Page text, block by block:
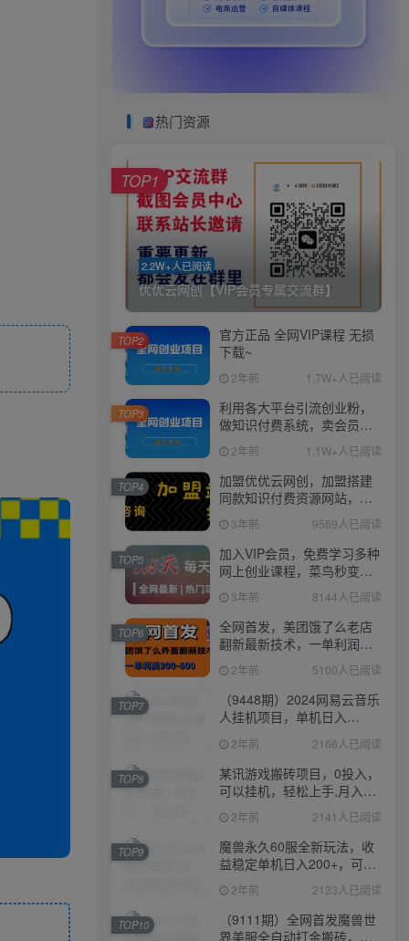
热门资源
2.2W+人已阅读
优优云网创【VIP会员专属交流群】
TOP1
官方正品 全网VIP课程 无损
下载~
2年前 1.7W+人已阅读
TOP2
利用各大平台引流创业粉，
做知识付费系统，卖会员，
卖课程，实现日入几百几千
2年前 1.1W+人已阅读
TOP3
加盟优优云网创，加盟搭建
同款知识付费资源网站，实
现长期稳定被动收入~
3年前 9569人已阅读
TOP4
加入VIP会员，免费学习多种
网上创业课程，菜鸟秒变大
神！
3年前 8144人已阅读
TOP5
全网首发，美团饿了么老店
翻新最新技术，一单利润
300-600
2年前 5100人已阅读
TOP6
（9448期）2024网易云音乐
人挂机项目，单机日入
150+，无脑月入5000+
2年前 2166人已阅读
TOP7
某讯游戏搬砖项目，0投入，
可以挂机，轻松上手,月入
3000+上不封顶
2年前 2141人已阅读
TOP8
魔兽永久60服全新玩法，收
益稳定单机日入200+，可以
多开矩阵操作。
2年前 2133人已阅读
TOP9
（9111期）全网首发魔兽世
界美服全自动打金搬砖，日
TOP10